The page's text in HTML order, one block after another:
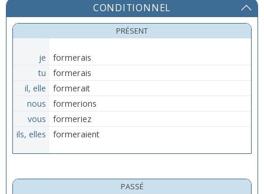
CONDITIONNEL
PRÉSENT
je
formerais
tu
formerais
il, elle
formerait
nous
formerions
vous
formeriez
ils, elles
formeraient
PASSÉ